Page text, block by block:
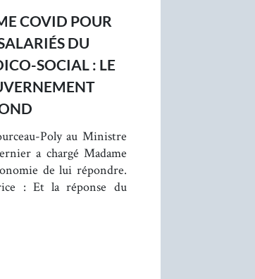
COVID POUR
DU
SOCIAL : LE
Poly au Ministre
a chargé Madame
de lui répondre.
: Et la réponse du